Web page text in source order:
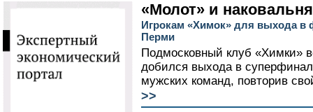
«Молот» и наковальня
Игрокам «Химок» для выхода в
Перми
Подмосковный клуб «Химки»
добился выхода в
мужских команд, повторив
>>